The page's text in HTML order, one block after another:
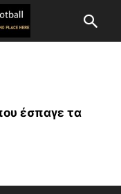
έσπαγε τα